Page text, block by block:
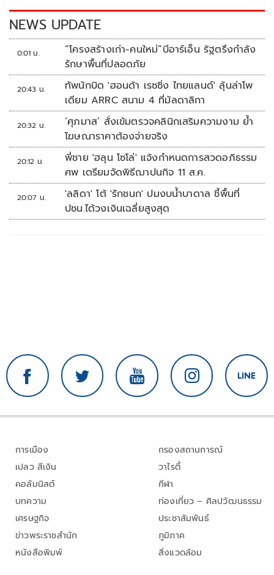
k k
NEWS UPDATE
0:01 น.
“โครงสร้างเก่า-คนใหม่”บีอาร์เอ็น รัฐตรึงกำลัง
รักษาพื้นที่ปลอดภัย
20:43 น.
ทัพนักบิด 'ฮอนด้า เรซซิ่ง ไทยแลนด์' ลุ้นล่าโพ
เดียม ARRC สนาม 4 ที่มัลดาลิกา
20:32 น.
‘ศุภมาส’ สั่งเข้มตรวจคลินิกเสริมความงาม ย้ำ
โฆษณาราคาต้องจ่ายจริง
20:12 น.
พี่ชาย 'ฮลุน โซโล่' แจ้งกำหนดการสวดอภิธรรม
ศพ เตรียมจัดพิธีฌาปนกิจ 11 ส.ค.
20:07 น.
'ลลิดา' โต้ 'รักชนก' ปมงบน้ำบาดาล ชี้พื้นที่
ปชน.ได้วงเงินเฉลี่ยสูงสุด
การเมือง
เปลว สีเงิน
คอลัมนิสต์
บทความ
เศรษฐกิจ
ข่าวพระราชสำนัก
หนังสือพิมพ์
กรองสถานการณ์
วาไรตี้
กีฬา
ท่องเที่ยว – ศิลปวัฒนธรรม
ประชาสัมพันธ์
ภูมิภาค
สิ่งแวดล้อม